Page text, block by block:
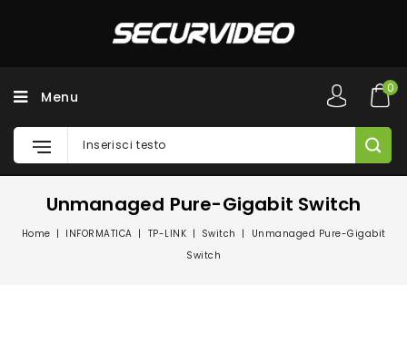
Menu
0
Unmanaged Pure-Gigabit Switch
Home INFORMATICA TP-LINK Switch
Unmanaged Pure-Gigabit
Switch